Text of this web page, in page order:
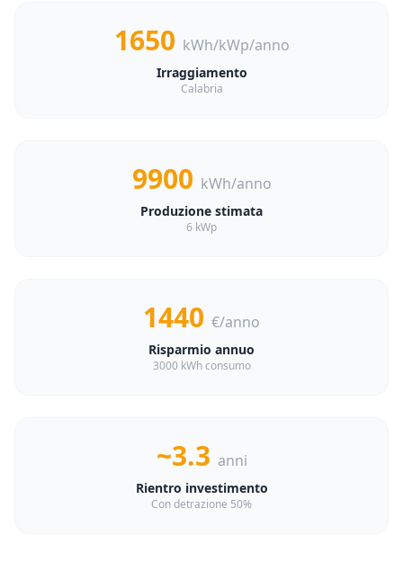
1650 kWh/kWp/anno
Irraggiamento
Calabria
9900 kWh/anno
Produzione stimata
6 kWp
1440 €/anno
Risparmio annuo
3000 kWh consumo
~3.3 anni
Rientro investimento
Con detrazione 50%